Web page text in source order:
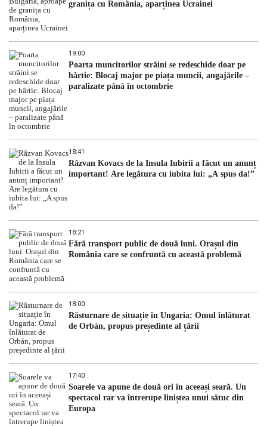
granița cu România, aparținea Ucrainei
19:00
Poarta muncitorilor străini se redeschide doar pe
hârtie: Blocaj major pe piața muncii, angajările –
paralizate până în octombrie
18:41
Răzvan Kovacs de la Insula Iubirii a făcut un anunț
important! Are legătura cu iubita lui: „A spus da!”
18:21
Fără transport public de două luni. Orașul din
România care se confruntă cu această problemă
18:00
Răsturnare de situație în Ungaria: Omul înlăturat
de Orbán, propus președinte al țării
17:40
Soarele va apune de două ori în aceeași seară. Un
spectacol rar va întrerupe liniștea unui sătuc din
Europa